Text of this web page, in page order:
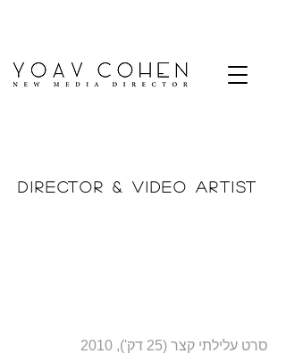
Director & V ideo Artist
סרט עלילתי קצר (25 דק'), 2010